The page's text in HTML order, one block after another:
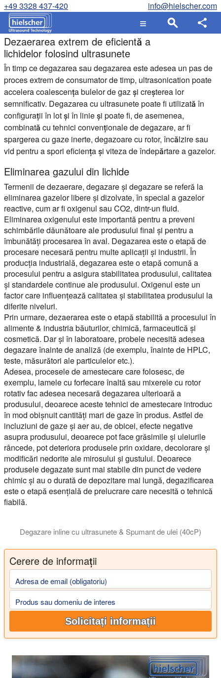
+49 3328 437-420 info@hielscher.com
Dezaerarea extrem de eficientă a
lichidelor folosind ultrasunete
În timp ce degazarea sau degazarea este adesea un pas de
proces extrem de consumator de timp, ultrasonication poate
accelera coalescența bulelor de gaz și creșterea lor
semnificativ. Degazarea cu ultrasunete poate fi utilizată în
configurații în lot și în linie și poate fi, de asemenea,
combinată cu tehnici convenționale de degazare, ar fi
spargerea cu gaze inerte, degazoare cu rotor, încălzire sau
vid pentru a spori eficiența și viteza de îndepărtare a gazelor.
Eliminarea gazului din lichide
Termenii de dezaerare, degazare și degazare se referă la
eliminarea gazelor libere și dizolvate, în special a gazelor
reactive, cum ar fi oxigenul sau CO2, dintr-un fluid.
Eliminarea oxigenului este importantă pentru a preveni
schimbările dăunătoare ale produsului final și pentru a
îmbunătăți procesarea în aval. Degazarea este o etapă de
procesare necesară pentru multe aplicații și industrii. În
producția industrială, degazarea este o etapă comună a
procesului pentru a asigura stabilitatea produsului, calitatea
și standardele continue ale produsului. Oxigenul este un
factor care influențează calitatea și stabilitatea produsului la
diferite niveluri.
Prin urmare, dezaerarea este o etapă stabilită a procesului în
alimente & industria băuturilor, chimică, farmaceutică și
cosmetică. Dar și în laboratoare, probele necesită adesea
degazare înainte de analiză (de exemplu, înainte de HPLC,
teste, măsurători ale particulelor etc.).
Adesea, procesele de amestecare care folosesc, de
exemplu, lamele cu forfecare înaltă sau mixerele cu rotor
rotativ fac adesea necesară degazarea ulterioară a
produsului, deoarece aceste tehnici de amestecare introduc
în mod obișnuit cantități mari de gaze în produs. Astfel de
incluziuni de gaze și aer au, de obicei, efecte negative
asupra produsului, deoarece pot face grăsimile și uleiurile
râncede, pot deteriora produsele prin oxidare, decolorare și
modificări nedorite ale mirosului și gustului. Deoarece
produsele degazate sunt mai stabile din punct de vedere
chimic și au o durată de depozitare mai lungă, degazificarea
este o etapă esențială de prelucrare care necesită o tehnică
fiabilă.
Degazare inline cu ultrasunete & Spumant de ulei (40cP)
Cerere de informații
Adresa de email (obligatoriu)
Produs sau domeniu de interes
Solicitați informații